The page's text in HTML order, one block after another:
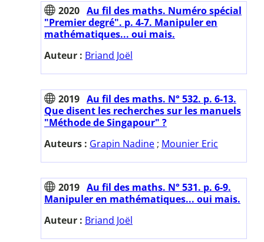
2020 Au fil des maths. Numéro spécial
"Premier degré". p. 4-7. Manipuler en
mathématiques... oui mais.
Auteur : Briand Joël
2019 Au fil des maths. N° 532. p. 6-13.
Que disent les recherches sur les manuels
"Méthode de Singapour" ?
Auteurs : Grapin Nadine ; Mounier Eric
2019 Au fil des maths. N° 531. p. 6-9.
Manipuler en mathématiques... oui mais.
Auteur : Briand Joël